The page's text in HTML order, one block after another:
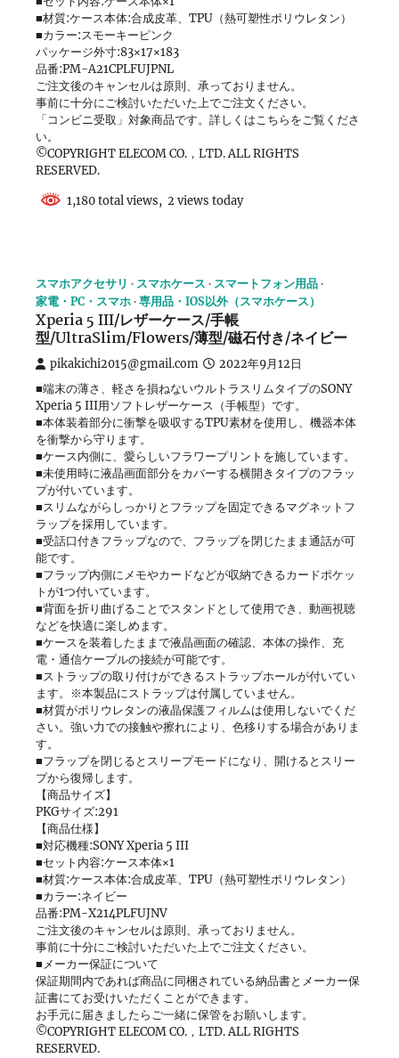
■材質:ケース本体:合成皮革、TPU（熱可塑性ポリウレタン）
■カラー:スモーキーピンク
パッケージ外寸:83×17×183
品番:PM-A21CPLFUJPNL
ご注文後のキャンセルは原則、承っておりません。
事前に十分にご検討いただいた上でご注文ください。
「コンビニ受取」対象商品です。詳しくはこちらをご覧くださ
い。
©COPYRIGHT ELECOM CO.，LTD. ALL RIGHTS
RESERVED.
1,180 total views, 2 views today
スマホアクセサリ スマホケース
スマートフォン用品
家電・PC・スマホ 専用品・IOS以外（スマホケース）
Xperia 5 III/レザーケース/手帳
型/UltraSlim/Flowers/薄型/磁石付き/ネイビー
pikakichi2015@gmail.com 2022年9月12日
■端末の薄さ、軽さを損ねないウルトラスリムタイプのSONY
Xperia 5 III用ソフトレザーケース（手帳型）です。
■本体装着部分に衝撃を吸収するTPU素材を使用し、機器本体
を衝撃から守ります。
■ケース内側に、愛らしいフラワープリントを施しています。
■未使用時に液晶画面部分をカバーする横開きタイプのフラッ
プが付いています。
■スリムながらしっかりとフラップを固定できるマグネットフ
ラップを採用しています。
■受話口付きフラップなので、フラップを閉じたまま通話が可
能です。
■フラップ内側にメモやカードなどが収納できるカードポケッ
トが1つ付いています。
■背面を折り曲げることでスタンドとして使用でき、動画視聴
などを快適に楽しめます。
■ケースを装着したままで液晶画面の確認、本体の操作、充
電・通信ケーブルの接続が可能です。
■ストラップの取り付けができるストラップホールが付いてい
ます。※本製品にストラップは付属していません。
■材質がポリウレタンの液晶保護フィルムは使用しないでくだ
さい。強い力での接触や擦れにより、色移りする場合がありま
す。
■フラップを閉じるとスリープモードになり、開けるとスリー
プから復帰します。
【商品サイズ】
PKGサイズ:291
【商品仕様】
■対応機種:SONY Xperia 5 III
■セット内容:ケース本体×1
■材質:ケース本体:合成皮革、TPU（熱可塑性ポリウレタン）
■カラー:ネイビー
品番:PM-X214PLFUJNV
ご注文後のキャンセルは原則、承っておりません。
事前に十分にご検討いただいた上でご注文ください。
■メーカー保証について
保証期間内であれば商品に同梱されている納品書とメーカー保
証書にてお受けいただくことができます。
お手元に届きましたらご一緒に保管をお願いします。
©COPYRIGHT ELECOM CO.，LTD. ALL RIGHTS
RESERVED.